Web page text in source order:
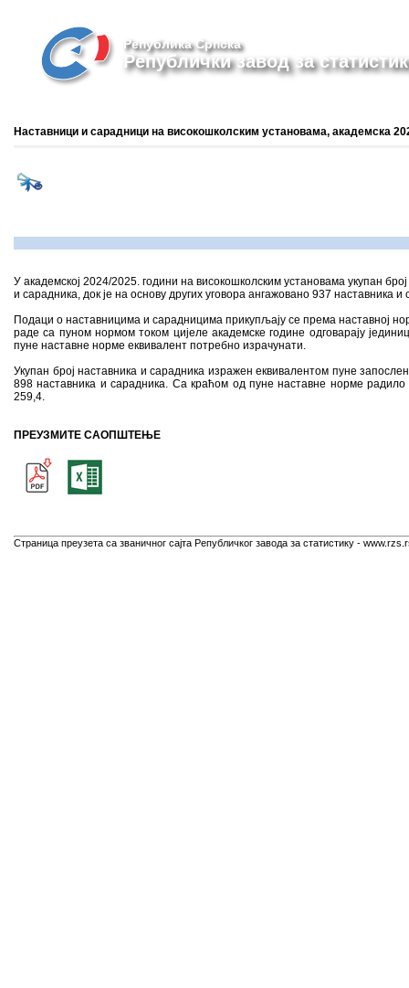
Република Српска
Републички завод за
Наставници и сарадници на високошколским установама, академска
У академској 2024/2025. години на високошколским установама укупан
и сарадника, док је на основу других уговора ангажовано 937 наставника
Подаци о наставницима и сарадницима прикупљају се према наставној
раде са пуном нормом током цијеле академске године одговарају
пуне наставне норме еквивалент потребно израчунати.
Укупан број наставника и сарадника изражен еквивалентом пуне
898 наставника и сарадника. Са краћом од пуне наставне норме
259,4.
ПРЕУЗМИТЕ САОПШТЕЊЕ
Страница преузета са званичног сајта Републичког завода за статистику -